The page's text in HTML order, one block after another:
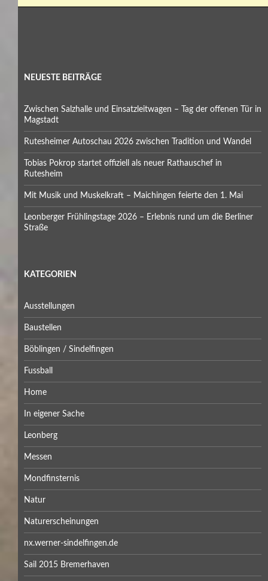
NEUESTE BEITRÄGE
Zwischen Salzhalle und Einsatzleitwagen – Tag der offenen Tür in
Magstadt
Rutesheimer Autoschau 2026 zwischen Tradition und Wandel
Tobias Pokrop startet offiziell als neuer Rathauschef in
Rutesheim
Mit Musik und Muskelkraft – Maichingen feierte den 1. Mai
Leonberger Frühlingstage 2026 – Erlebnis rund um die Berliner
Straße
KATEGORIEN
Ausstellungen
Baustellen
Böblingen / Sindelfingen
Fussball
Home
In eigener Sache
Leonberg
Messen
Mondfinsternis
Natur
Naturerscheinungen
nx.werner-sindelfingen.de
Sail 2015 Bremerhaven